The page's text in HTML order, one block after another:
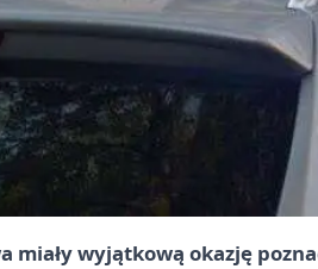
miały wyjątkową okazję